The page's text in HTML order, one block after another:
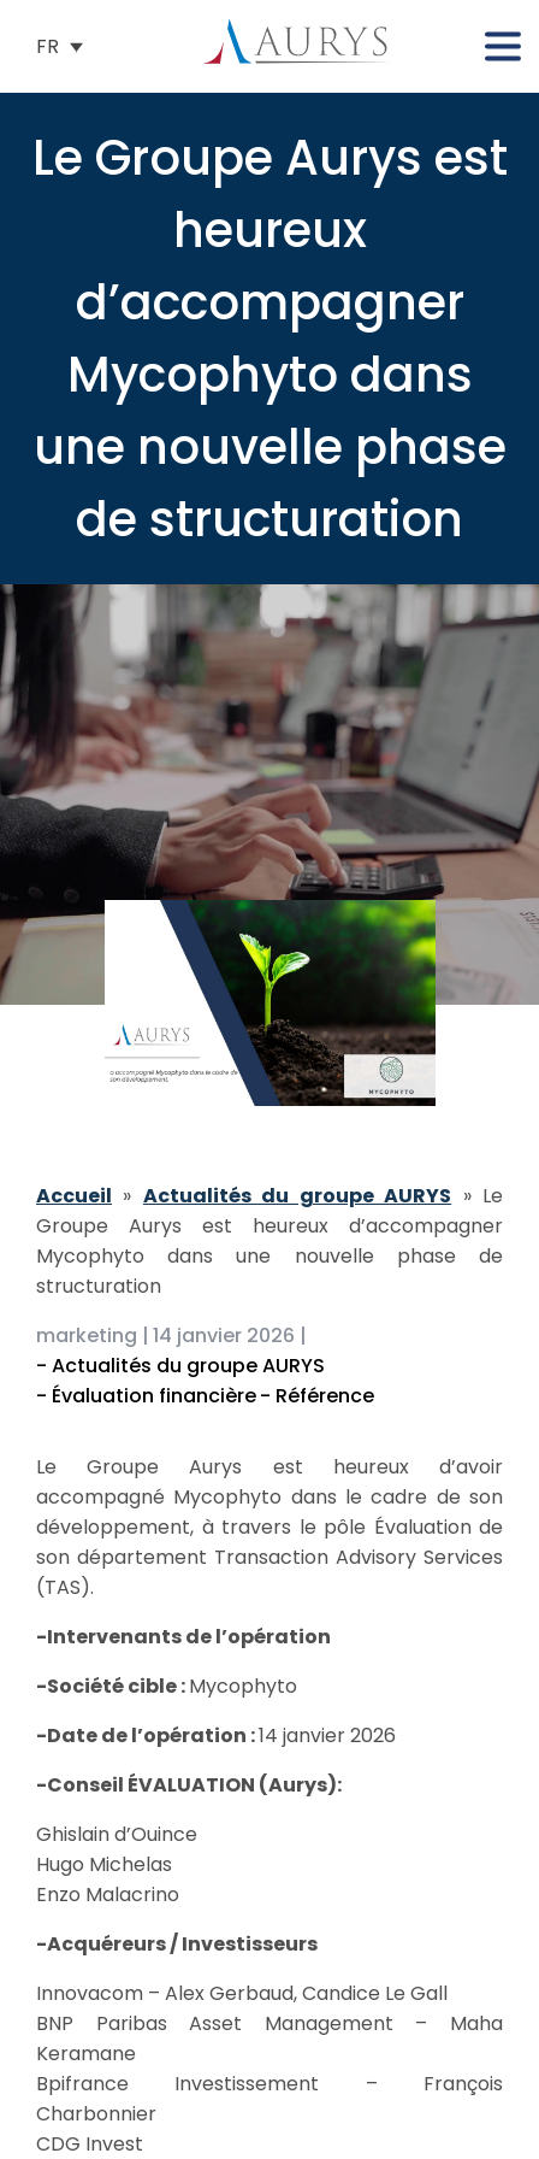
FR
Le Groupe Aurys est
heureux
d’accompagner
Mycophyto dans
une nouvelle phase
de structuration
Accueil » Actualités du groupe AURYS » Le
Groupe Aurys est heureux d’accompagner
Mycophyto dans une nouvelle phase de
structuration
marketing | 14 janvier 2026 |
- Actualités du groupe AURYS
- Évaluation financière- Référence
Le Groupe Aurys est heureux d’avoir
accompagné Mycophyto dans le cadre de son
développement, à travers le pôle Évaluation de
son département Transaction Advisory Services
(TAS).
-Intervenants de l’opération
-Société cible :Mycophyto
-Date de l’opération :14 janvier 2026
-Conseil ÉVALUATION (Aurys):
Ghislain d’Ouince
Hugo Michelas
Enzo Malacrino
-Acquéreurs / Investisseurs
Innovacom – Alex Gerbaud, Candice Le Gall
BNP Paribas Asset Management – Maha
Keramane
Bpifrance Investissement – François
Charbonnier
CDG Invest